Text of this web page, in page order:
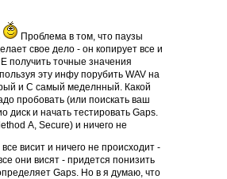
Проблема в том, что паузы
свое дело - он копирует все и
получить точные значения
эту инфу порубить WAV на
и С самый меделнный. Какой
пробовать (или поискать ваш
диск и начать тестировать Gaps.
А, Secure) и ничего не
висит и ничего не происходит -
они висят - придется понизить
Gaps. Но в я думаю, что